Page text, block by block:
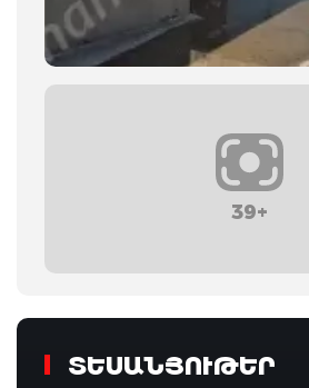
39+
ՏԵՍԱՆՅՈՒԹԵՐ